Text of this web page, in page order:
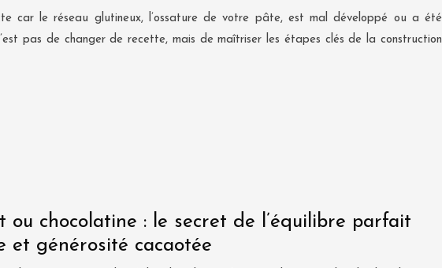
car le réseau glutineux, l’ossature de votre pâte, est mal développé ou a été
pas de changer de recette, mais de maîtriser les étapes clés de la construction
ou chocolatine : le secret de l’équilibre parfait
et générosité cacaotée